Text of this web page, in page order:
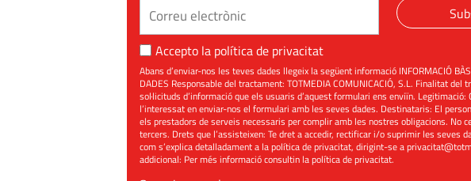
Accepto la política de privacitat
Abans d’enviar-nos les teves dades llegeix la següent informació INFORMACIÓ
DADES Responsable del tractament: TOTMEDIA COMUNICACIÓ, S.L. Finalitat del
sol·licituds d’informació que els usuaris d’aquest formulari ens enviïn. Legitimació:
l’interessat en enviar-nos el formulari amb les seves dades. Destinataris: El
els prestadors de serveis necessaris per complir amb les nostres obligacions. No
tercers. Drets que l’assisteixen: Te dret a accedir, rectificar i/o suprimir les seves
com s’explica detalladament a la política de privacitat, dirigint-se a
addicional: Per més informació consultin lapolítica de privacitat.